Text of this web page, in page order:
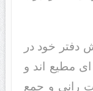
دفتر خود در
ای مطیع اند و
رانی و جمع